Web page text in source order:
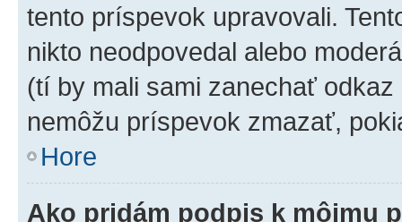
tento príspevok upravovali.
nikto neodpovedal alebo
(tí by mali sami zanechať
nemôžu príspevok zmazať,
Hore
Ako pridám podpis k môjmu